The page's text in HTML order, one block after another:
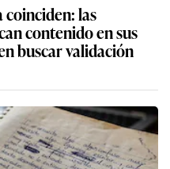
coinciden: las
contenido en sus
buscar validación